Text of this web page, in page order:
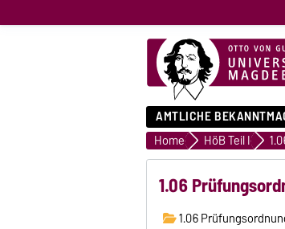
AMTLICHE
Home HöB Teil I
1.06
1.06